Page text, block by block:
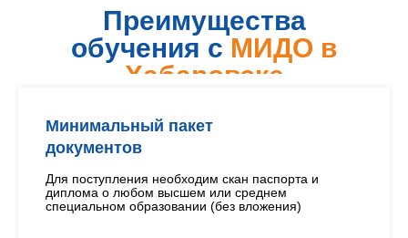
Преимущества
обучения с МИДО в
Хабаровске
Минимальный пакет
документов
Для поступления необходим скан паспорта и
диплома о любом высшем или среднем
специальном образовании (без вложения)